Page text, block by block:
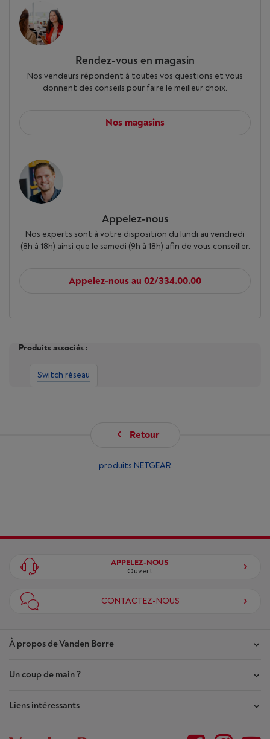
Rendez-vous en magasin
Nos vendeurs répondent à toutes vos questions et vous
donnent des conseils pour faire le meilleur choix.
Nos magasins
Appelez-nous
Nos experts sont à votre disposition du lundi au vendredi
(8h à 18h) ainsi que le samedi (9h à 18h) afin de vous conseiller.
Appelez-nous au 02/334.00.00
Produits associés :
Switch réseau
Retour
produits NETGEAR
À propos de Vanden Borre
Nos magasins
Contrat de Confiance
Un coup de main ?
Mes commandes
Liens intéressants
APPELEZ-NOUS
Ouvert
CONTACTEZ-NOUS